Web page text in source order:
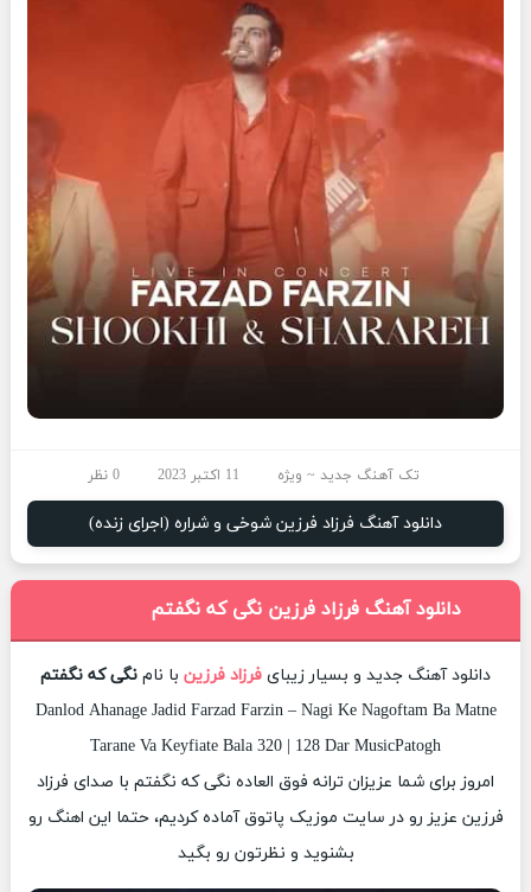
تک آهنگ جدید ~ ویژه 11 اکتبر 2023 0 نظر
دانلود آهنگ فرزاد فرزین شوخی و شراره (اجرای زنده)
دانلود آهنگ فرزاد فرزین نگی که نگفتم
دانلود آهنگ جدید و بسیار زیبای فرزاد فرزین با نام نگی که نگفتم
Danlod Ahanage Jadid Farzad Farzin – Nagi Ke Nagoftam Ba Matne
Tarane Va Keyfiate Bala 320 | 128 Dar MusicPatogh
امروز برای شما عزیزان ترانه فوق العاده نگی که نگفتم با صدای فرزاد
فرزین عزیز رو در سایت موزیک پاتوق آماده کردیم، حتما این اهنگ رو
بشنوید و نظرتون رو بگید